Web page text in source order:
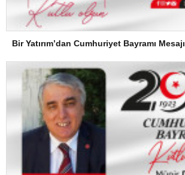
Bir Yatırım’dan Cumhuriyet Bayramı Mesajı